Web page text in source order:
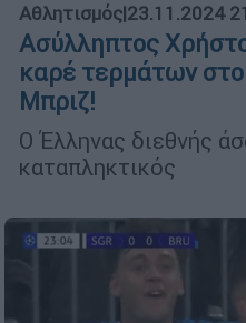
Αθλητισμός|23.11.2024
Ασύλληπτος
καρέ τερμάτων
Μπριζ!
Ο Έλληνας διεθνής
καταπληκτικός